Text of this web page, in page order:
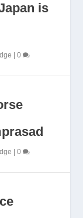
is
|0
|0